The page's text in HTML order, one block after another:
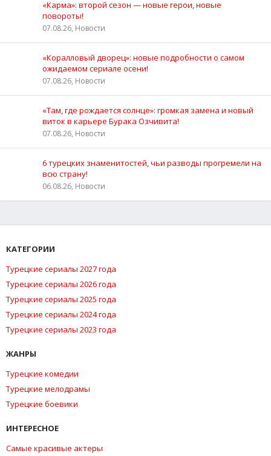
«Карма»: второй сезон — новые герои, новые
повороты!
07.08.26, Новости
«Коралловый дворец»: новые подробности о самом
ожидаемом сериале осени!
07.08.26, Новости
«Там, где рождается солнце»: громкая замена и новый
виток в карьере Бурака Озчивита!
07.08.26, Новости
6 турецких знаменитостей, чьи разводы прогремели на
всю страну!
06.08.26, Новости
КАТЕГОРИИ
Турецкие сериалы 2027 года
Турецкие сериалы 2026 года
Турецкие сериалы 2025 года
Турецкие сериалы 2024 года
Турецкие сериалы 2023 года
ЖАНРЫ
Турецкие комедии
Турецкие мелодрамы
Турецкие боевики
ИНТЕРЕСНОЕ
Самые красивые актеры